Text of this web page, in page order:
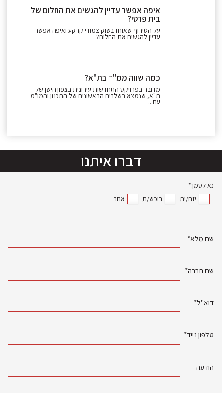
איפה אפשר עדיין להגשים את החלום של
בית פרטי?
על הטירוף שאוחז בשוק צמודי קרקע ואיפה אפשר
עדיין להגשים את החלום?
כמה שווה ממ"ד בת"א?
מדובר בפרויקט התחדשות עירונית בצפון הישן של
ת"א, שנמצא בשלבים הראשונים של התכנון והמו"מ
עם...
דברו איתנו
נא לסמן:*
יזם/ית
רוכש/ת אחר
שם מלא*
שם חברה*
דוא"ל*
טלפון נייד*
הודעה